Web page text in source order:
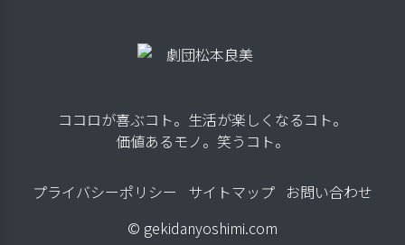
ココロが喜ぶコト。生活が楽しくなるコト。
価値あるモノ。笑うコト。
プライバシーポリシー サイトマップ お問い合わせ
© gekidanyoshimi.com